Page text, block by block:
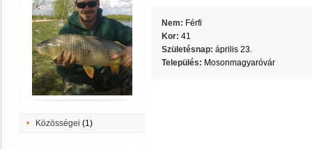
Közösségei (1)
Nem: Férfi
Kor: 41
Születésnap: április 23.
Település: Mosonmagyaróvár